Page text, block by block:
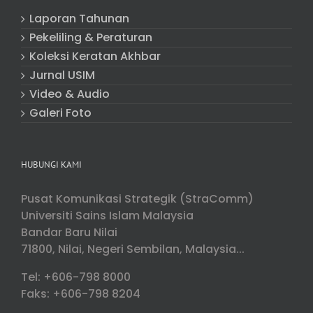
Laporan Tahunan
Pekeliling & Peraturan
Koleksi Keratan Akhbar
Jurnal USIM
Video & Audio
Galeri Foto
HUBUNGI KAMI
Pusat Komunikasi Strategik (StraComm)
Universiti Sains Islam Malaysia
Bandar Baru Nilai
71800, Nilai, Negeri Sembilan, Malaysia...
Tel: +606-798 8000
Faks: +606-798 8204